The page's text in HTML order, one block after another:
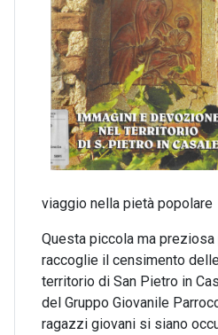
viaggio nella pietà popolare
Questa piccola ma
raccoglie il censimento
territorio di San Pietro in
del Gruppo Giovanile
ragazzi giovani si siano